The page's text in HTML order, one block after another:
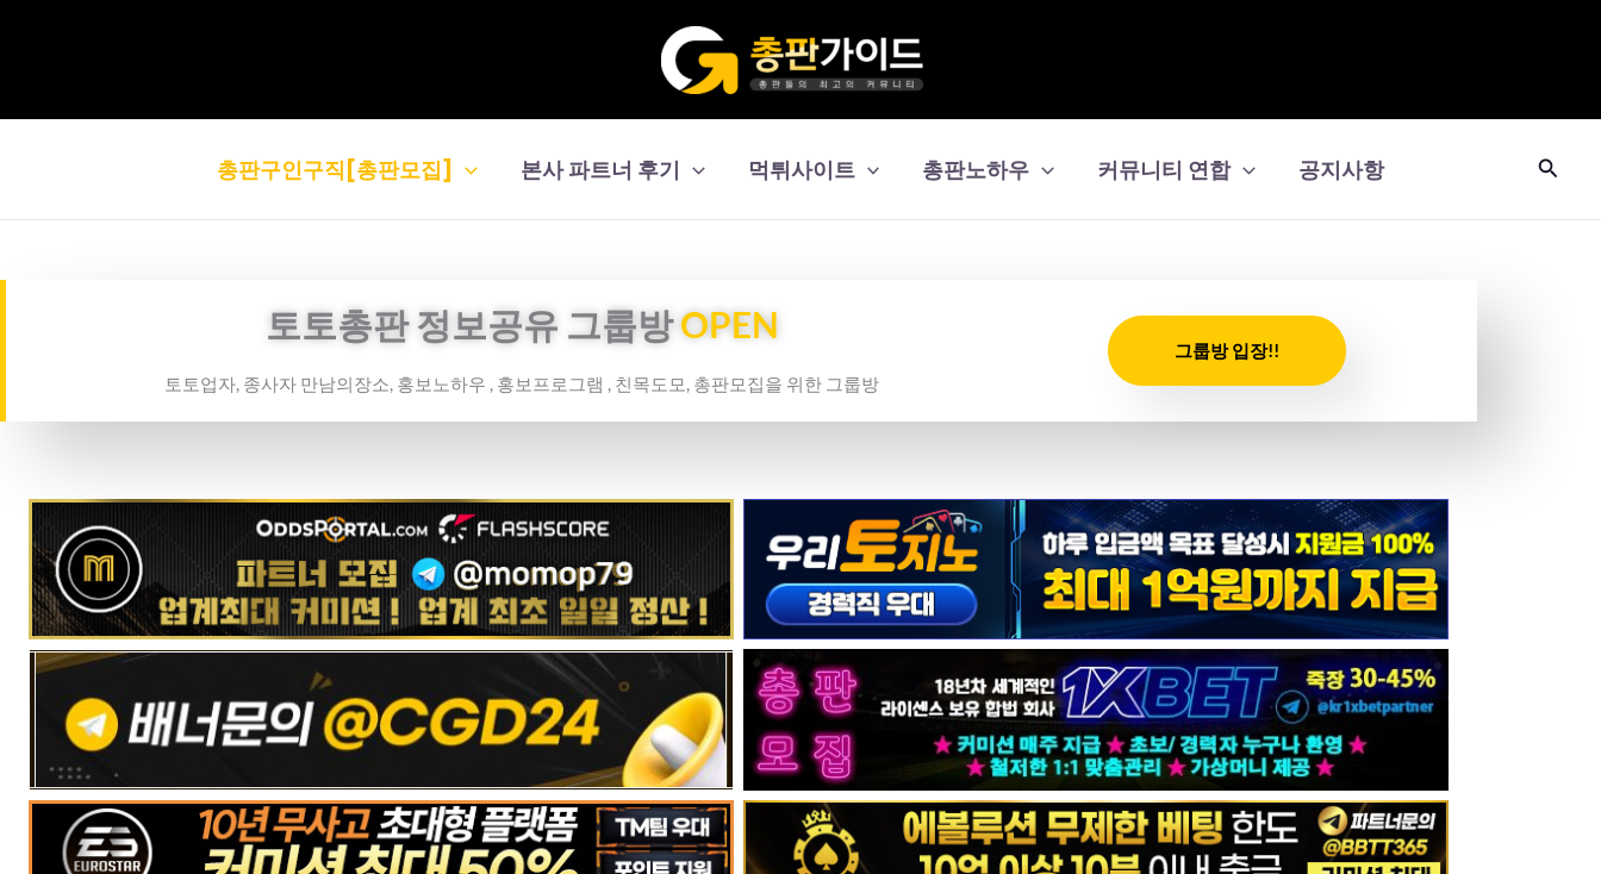
총판구인구직[총판모집] 본사 파트너 후기 먹튀사이트 총판노하우 커뮤니티 연합 공지사항
검
토토총판 정보공유 그룹방OPEN
토토업자, 종사자 만남의장소, 홍보노하우 , 홍보프로그램 , 친목도모, 총판모집을 위한 그룹방
그룹방 입장!!